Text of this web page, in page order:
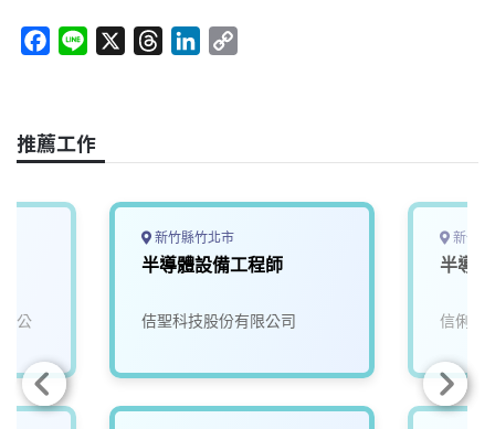
e
b
o
a
s
e
I
n
L
n
推薦工作
公
新竹縣竹北市
半導體設備工程師
佶聖科技股份有限公司
新竹
半導
信俐國